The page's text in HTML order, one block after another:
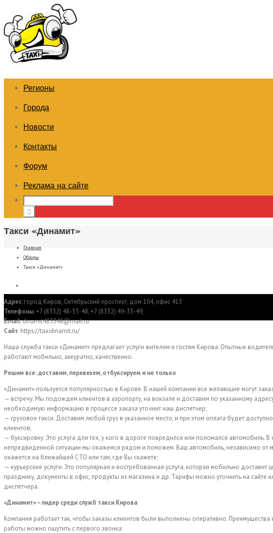
Регионы
Города
Новости
Контакты
Форум
Реклама на сайте
Такси «Динамит»
Главная
Обзоры
Такси «Динамит»
Адрес: город Киров, Октябрьский проспект, дом 104, офис 413
Телефоны: +7 (8332) 48-33-48, +7 (8332) 49-33-49,
Email: dinamit483348@mail.ru
Сайт: https://taxidinamit.ru/
Наша служба такси «Динамит» предлагает услуги жителям и гостям Кирова. Опытные
работают мобильно, аккуратно, качественно.
Решим все: доставим, перевезем, отбуксируем и не только
«Динамит» пользуется популярностью в Кирове. В нашей компании все желающие могут
— встречу. Мы подождем клиентов в аэропорту, на вокзале и доставим по указанному
необходимую информацию в процессе заказа уточнит наш диспетчер;
— грузовое такси. Доставим любой груз в указанное место, и при этом оплата будет
клиентов;
— буксировку. Это услуга для тех, у кого в дороге повредился или поломался автомобиль. В
непредвиденной ситуации мы окажемся рядом и поможем. Ваш автомобиль, независимо от
окажется на ближайшей СТО или там, где Вы скажете;
— курьерские услуги. Это популярная и востребованная услуга, которая мобильно доставит
празднику, документы в офис, продукты из магазина и др. Тарифы можно уточнить на сайте
диспетчера.
«Динамит» – лидер среди служб такси Кирова
Компания работает так, чтобы заказы клиентов были выполнены оперативно. Преимущества
работы можно ощутить с первого звонка: